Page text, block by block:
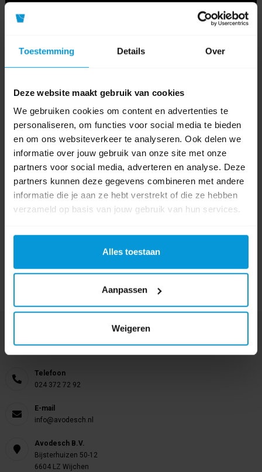
Toestemming Details Over
Deze website maakt gebruik van cookies
We gebruiken cookies om content en advertenties te
personaliseren, om functies voor social media te bieden
en om ons websiteverkeer te analyseren. Ook delen we
informatie over jouw gebruik van onze site met onze
partners voor social media, adverteren en analyse. Deze
partners kunnen deze gegevens combineren met andere
informatie die je aan ze hebt verstrekt of die ze hebben
verzameld op basis van jouw gebruik van hun services.
Alles toestaan
Aanpassen
Weigeren
0 beoordeling(en)
Schrijf als eerste voor dit product een beoordeling
Onze product specialisten staan voor je klaar!
Telefoon
024 372 72 92
E-mail
info@avodesch.nl
Avodesch B.V.
Bijsterhuizen 50-12
6604 LZ Wijchen